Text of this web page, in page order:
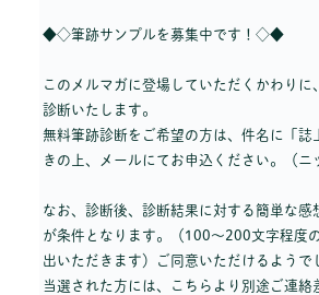
◆◇筆跡サンプルを募集中です！◇◆
このメルマガに登場していただくかわりに
診断いたします。
無料筆跡診断をご希望の方は、件名に「誌
きの上、メールにてお申込ください。（ニ
なお、診断後、診断結果に対する簡単な感
が条件となります。（100～200文字程度
出いただきます）ご同意いただけるよう
当選された方には、こちらより別途ご連絡